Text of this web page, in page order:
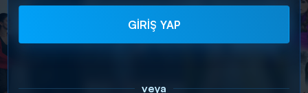
GİRİŞ YAP
veya